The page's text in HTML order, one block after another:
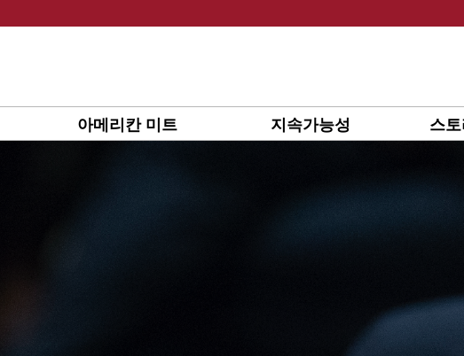
아메리칸 미트 지속가능성 스토